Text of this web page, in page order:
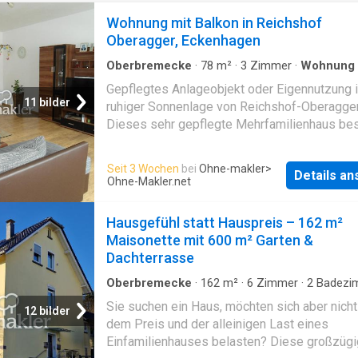
11 bilder
Wohnung mit Balkon in Reichshof
Oberagger, Eckenhagen
Oberbremecke · 78 m² · 3 Zimmer · Wohnung
Balkon
Gepflegtes Anlageobjekt oder Eigennutzung
ruhiger Sonnenlage von Reichshof-
Dieses sehr gepflegte Mehrfamilienhaus
und überzeugt durch eine harmonische
Nachbarschaft, da die Anlage fast
Eigentümern bewohnt wird. Die Wohnung
optimaler Anbindung durch eine nahegelegene
Bueshaltesle. Den Bewohnern stehen
Gemeinschaftseinrichtungen wie eine
im Keller, ein Fahrradraum sowie ein seitlich
Haus gelegener Grillplatz zur Verfügung. Das
ist derzeit für eine Kaltmiete von 529,00 €
zuverlässig vermietet. Mit im Preis enthalten
Slplatz direkt vor dem Eingang sowie eine
Seit 3 Wochen bei Ohne-makler>
Ohne-Makler.net
Details
12 bilder
Hausgefühl statt Hauspreis – 162 m²
Maisonette mit 600 m² Garten &
Dachterrasse
Oberbremecke · 162 m² · 6 Zimmer · 2
Sie suchen ein Haus, möchten sich aber
dem Preis und der alleinigen Last eines
Einfamilienhauses belasten? Diese